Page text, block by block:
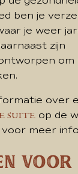
ben je
je weer
zijn
om
over
SUITE op de
meer
voor